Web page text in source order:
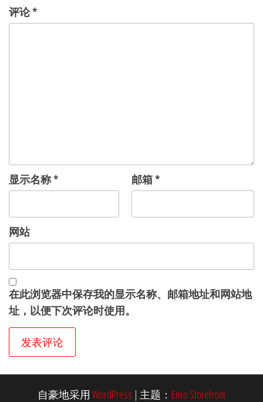
评论*
显示名称* 邮箱*
网站
在此浏览器中保存我的显示名称、邮箱地址和网站地
址，以便下次评论时使用。
自豪地采用 WordPress | 主题： Envo Storefront